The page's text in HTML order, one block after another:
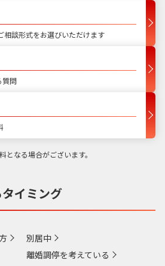
相談形式をお選びいただけます
質問
なる場合がございます。
イミング
別居中
離婚調停を考えている